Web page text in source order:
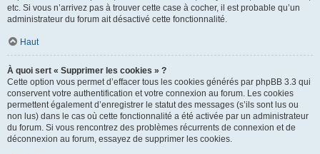
etc. Si vous n’arrivez pas à trouver cette case à cocher, il est probable qu’un
administrateur du forum ait désactivé cette fonctionnalité.
Haut
À quoi sert « Supprimer les cookies » ?
Cette option vous permet d’effacer tous les cookies générés par phpBB 3.3 qui
conservent votre authentification et votre connexion au forum. Les cookies
permettent également d’enregistrer le statut des messages (s’ils sont lus ou
non lus) dans le cas où cette fonctionnalité a été activée par un administrateur
du forum. Si vous rencontrez des problèmes récurrents de connexion et de
déconnexion au forum, essayez de supprimer les cookies.